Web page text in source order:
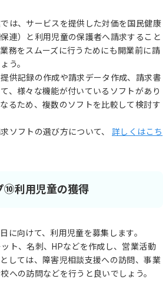
は、サービスを提供した対価を国民健康
連）と利用児童の保護者へ請求すること
務をスムーズに行うためにも開業前に請
う。
供記録の作成や請求データ作成、請求書
、様々な機能が付いているソフトがあり
るため、複数のソフトを比較して検討す
ソフトの選び方について、詳しくはこち
⑩利用児童の獲得
に向けて、利用児童を募集します。
ト、名刺、HPなどを作成し、営業活動
しては、障害児相談支援への訪問、事業
への訪問などを行うと良いでしょう。